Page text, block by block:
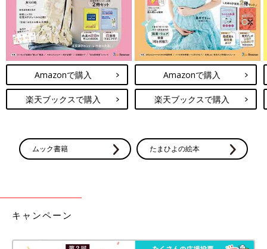
Amazonで購入
楽天ブックスで購入
Amazonで購入
楽天ブックスで購入
ムック書籍 たまひよの絵本
キャンペーン